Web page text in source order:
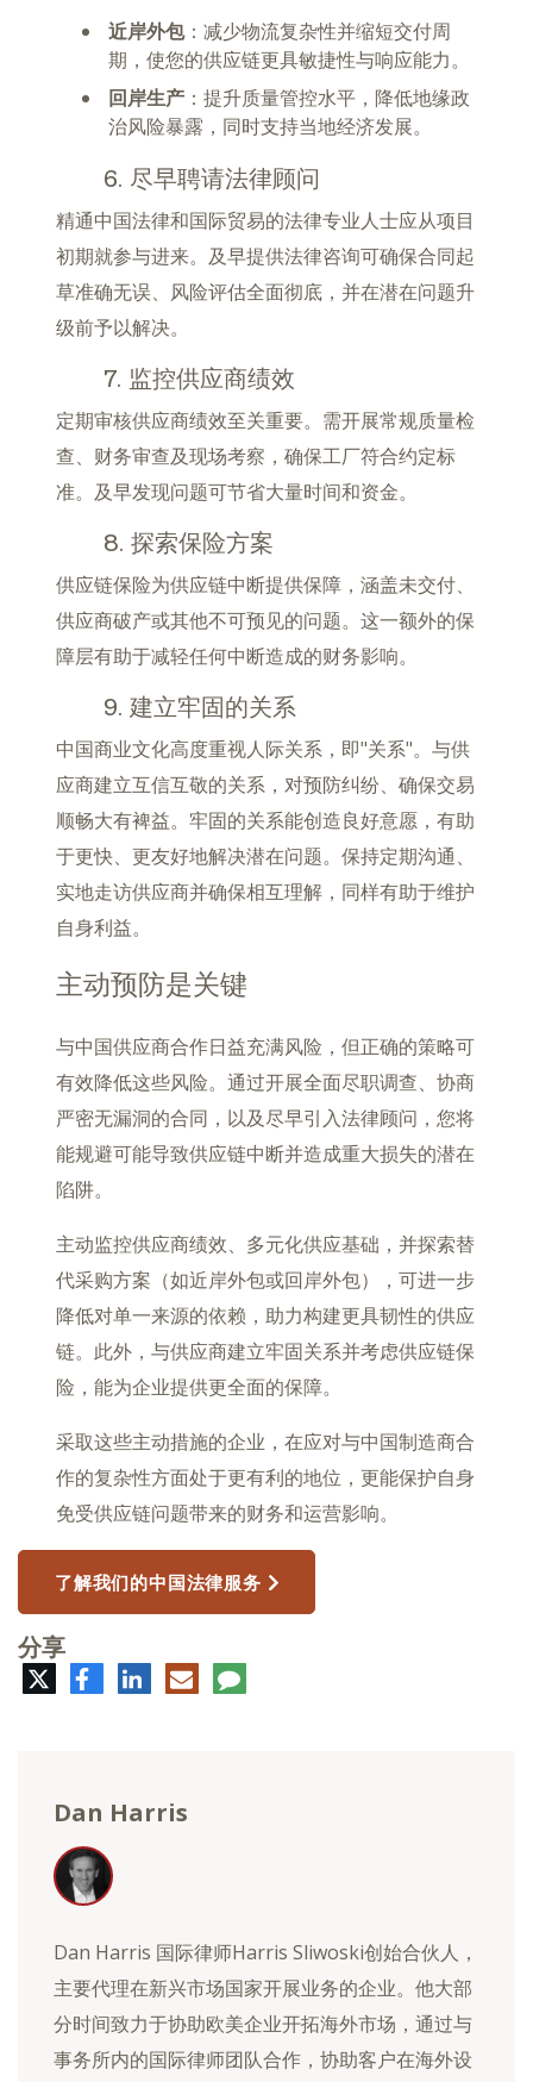
近岸外包：减少物流复杂性并缩短交付周
期，使您的供应链更具敏捷性与响应能力。
回岸生产 ：提升质量管控水平，降低地缘政
治风险暴露，同时支持当地经济发展。
6. 尽早聘请法律顾问
精通中国法律和国际贸易的法律专业人士应从项目
初期就参与进来。及早提供法律咨询可确保合同起
草准确无误、风险评估全面彻底，并在潜在问题升
级前予以解决。
7. 监控供应商绩效
定期审核供应商绩效至关重要。需开展常规质量检
查、财务审查及现场考察，确保工厂符合约定标
准。及早发现问题可节省大量时间和资金。
8. 探索保险方案
供应链保险为供应链中断提供保障，涵盖未交付、
供应商破产或其他不可预见的问题。这一额外的保
障层有助于减轻任何中断造成的财务影响。
9. 建立牢固的关系
中国商业文化高度重视人际关系，即"关系"。与供
应商建立互信互敬的关系，对预防纠纷、确保交易
顺畅大有裨益。牢固的关系能创造良好意愿，有助
于更快、更友好地解决潜在问题。保持定期沟通、
实地走访供应商并确保相互理解，同样有助于维护
自身利益。
主动预防是关键
与中国供应商合作日益充满风险，但正确的策略可
有效降低这些风险。通过开展全面尽职调查、协商
严密无漏洞的合同，以及尽早引入法律顾问，您将
能规避可能导致供应链中断并造成重大损失的潜在
陷阱。
主动监控供应商绩效、多元化供应基础，并探索替
代采购方案（如近岸外包或回岸外包），可进一步
降低对单一来源的依赖，助力构建更具韧性的供应
链。此外，与供应商建立牢固关系并考虑供应链保
险，能为企业提供更全面的保障。
采取这些主动措施的企业，在应对与中国制造商合
作的复杂性方面处于更有利的地位，更能保护自身
免受供应链问题带来的财务和运营影响。
了解我们的中国法律服务
分享
特
脸
书
领
英
电
子
评
论
Dan Harris
Dan Harris 国际律师Harris Sliwoski创始合伙人，
主要代理在新兴市场国家开展业务的企业。他大部
分时间致力于协助欧美企业开拓海外市场，通过与
事务所内的国际律师团队合作，协助客户在海外设